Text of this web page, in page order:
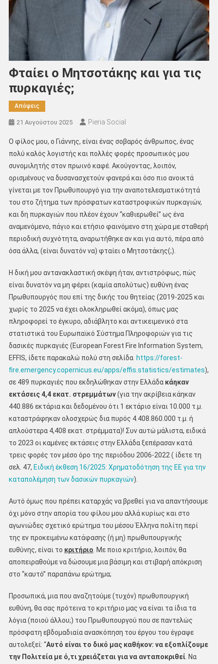
Φταίει ο Μητσοτάκης και για τις
πυρκαγιές;
Απόψεις
21 Αυγούστου 2025 Pieria Social
Ο φίλος μου, ο Γιάννης, είναι ένας σοβαρός άνθρωπος, ένας
πολύ καλός λογιστής και πολλές φορές προσωπικός μου
συνομιλητής στον πρωινό καφέ. Ακούγοντας, λοιπόν,
ορισμένους να δυσανασχετούν φανερά και όσο πιο ανοικτά
γίνεται με τον Πρωθυπουργό για την αναποτελεσματικότητά
του στο ζήτημα των πρόσφατων καταστροφικών πυρκαγιών,
και δη πυρκαγιών που πλέον έχουν ‘‘καθιερωθεί’’ ως ένα
αναμενόμενο, πάγιο και ετήσιο φαινόμενο στη χώρα με σταθερή
περιοδική συχνότητα, αναρωτήθηκε αν και για αυτό, πέρα από
όσα άλλα, (είναι δυνατόν να) φταίει ο Μητσοτάκης(;).
Η δική μου αντανακλαστική σκέψη ήταν, αντιστρόφως, πώς
είναι δυνατόν να μη φέρει (καμία απολύτως) ευθύνη ένας
Πρωθυπουργός που επί της δικής του θητείας (2019-2025 και
χωρίς το 2025 να έχει ολοκληρωθεί ακόμα), όπως μας
πληροφορεί το έγκυρο, αδιάβλητο και αντικειμενικό στα
στατιστικά του Ευρωπαϊκό Σύστημα Πληροφοριών για τις
δασικές πυρκαγιές (European Forest Fire Information System,
EFFIS, ίδετε παρακαλώ πολύ στη σελίδα https://forest-
fire.emergency.copernicus.eu/apps/effis.statistics/estimates),
σε 489 πυρκαγιές που εκδηλώθηκαν στην Ελλάδα κάηκαν
εκτάσεις 4,4 εκατ. στρεμμάτων(για την ακρίβεια κάηκαν
440.886 εκτάρια και δεδομένου ότι 1 εκτάριο είναι 10.000 τ.μ.
καταστράφηκαν ολοσχερώς δια πυρός 4.408.860.000 τ.μ. ή
απλούστερα 4,408 εκατ. στρέμματα)! Συν αυτώ μάλιστα, ειδικά
το 2023 οι καμένες εκτάσεις στην Ελλάδα ξεπέρασαν κατά
τρεις φορές τον μέσο όρο της περιόδου 2006-2022 ( ίδετε τη
σελ. 47, Ειδική έκθεση 16/2025: Χρηματοδότηση της ΕΕ για την
καταπολέμηση των δασικών πυρκαγιών).
Αυτό όμως που πρέπει καταρχάς να βρεθεί για να απαντήσουμε
όχι μόνο στην απορία του φίλου μου αλλά κυρίως και στο
αγωνιώδες σχετικό ερώτημα του μέσου Έλληνα πολίτη περί
της εν προκειμένω κατάφασης (ή μη) πρωθυπουργικής
ευθύνης, είναι το κριτήριο . Με ποιο κριτήριο, λοιπόν, θα
αποπειραθούμε να δώσουμε μια βάσιμη και στιβαρή απόκριση
στο ‘‘καυτό’’ παραπάνω ερώτημα;
Προσωπικά, μια που αναζητούμε (τυχόν) πρωθυπουργική
ευθύνη, θα σας πρότεινα το κριτήριο μας να είναι τα ίδια τα
λόγια (ποιού άλλου;) του Πρωθυπουργού που σε παντελώς
πρόσφατη εβδομαδιαία ανασκόπηση του έργου του έγραψε
αυτολεξεί: ‘‘Αυτό είναι το δικό μας καθήκον: να εξοπλίζουμε
την Πολιτεία με ό,τι χρειάζεται για να ανταποκριθεί. Να